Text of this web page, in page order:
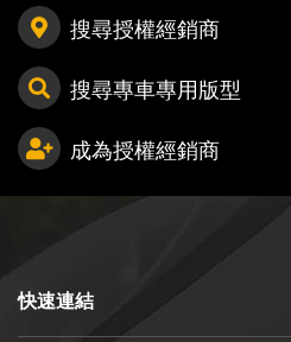
搜尋授權經銷商
搜尋專車專用版型
成為授權經銷商
快速連結